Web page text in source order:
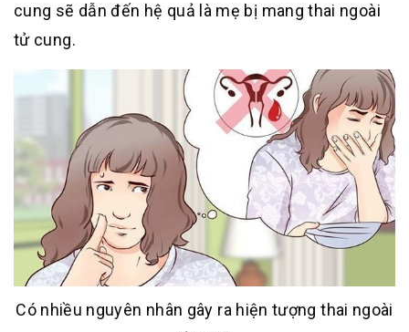
cung sẽ dẫn đến hệ quả là mẹ bị mang thai ngoài
tử cung.
Có nhiều nguyên nhân gây ra hiện tượng thai ngoài